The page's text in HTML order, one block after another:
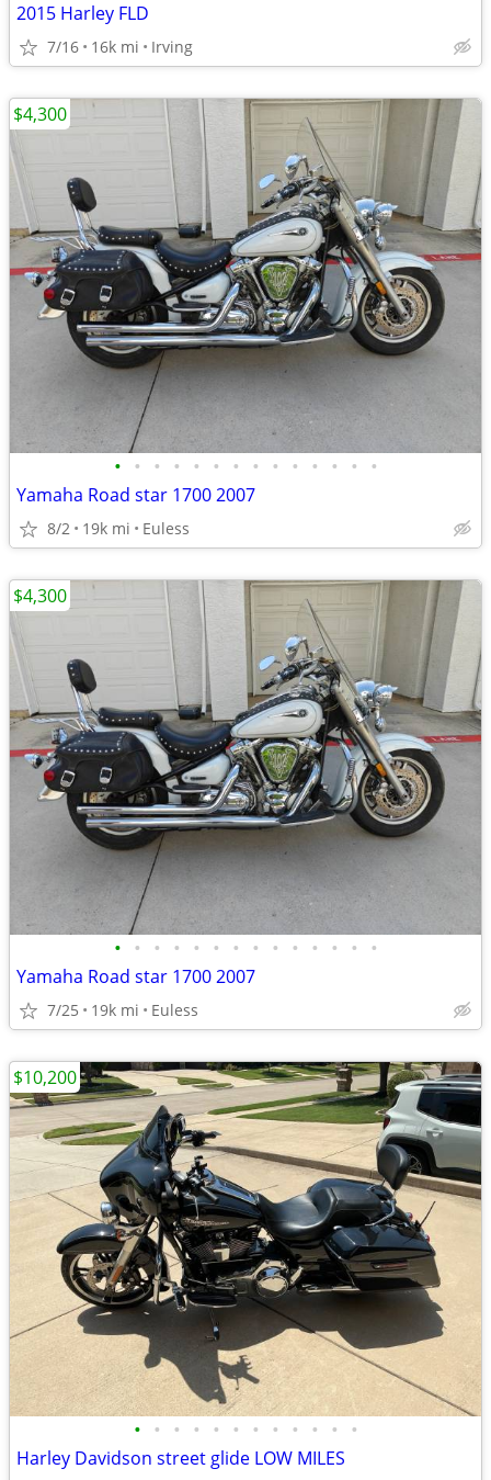
2015 Harley FLD
7/16 16k mi Irving
• • • • • • • • • • • • • •
Yamaha Road star 1700 2007
8/2 19k mi Euless
$4,300
• • • • • • • • • • • • • •
Yamaha Road star 1700 2007
7/25 19k mi Euless
$4,300
• • • • • • • • • • • •
Harley Davidson street glide LOW MILES
$10,200